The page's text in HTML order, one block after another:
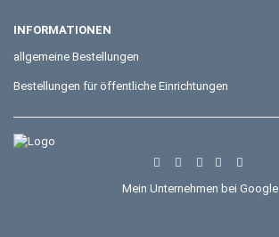
INFORMATIONEN
allgemeine Bestellungen
Bestellungen für öffentliche Einrichtungen
Mein Unternehmen bei Google